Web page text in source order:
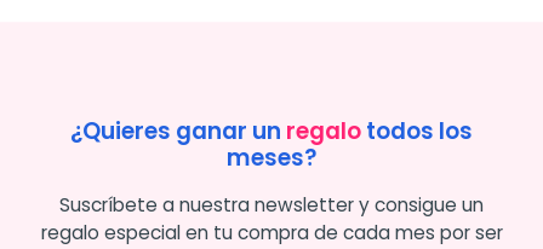
¿Quieres ganar un regalotodos los
meses?
Suscríbete a nuestra newsletter y consigue un
regalo especial en tu compra de cada mes por ser